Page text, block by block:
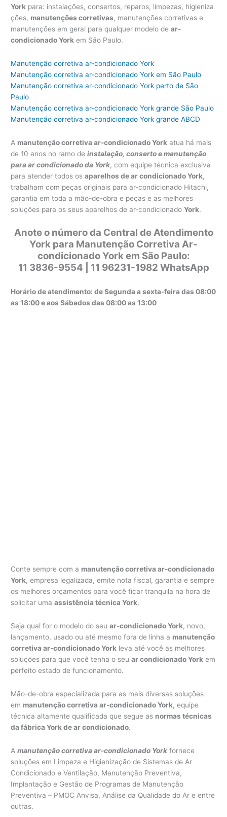
York para: instalações, consertos, reparos, limpezas, higieniza
ções, manutenções corretivas, manutenções corretivas e
manutenções em geral para qualquer modelo dear-
condicionado York em São Paulo.
Manutenção corretiva ar-condicionado York
Manutenção corretiva ar-condicionado York em São Paulo
Manutenção corretiva ar-condicionado York perto de São
Paulo
Manutenção corretiva ar-condicionado York grande São Paulo
Manutenção corretiva ar-condicionado York grande ABCD
A manutenção corretiva ar-condicionado York atua há mais
de 10 anos no ramo deinstalação, conserto e manutenção
para ar condicionado da York, com equipe técnica exclusiva
para atender todos osaparelhos de ar condicionado York,
trabalham com peças originais para ar-condicionado Hitachi,
garantia em toda a mão-de-obra e peças e as melhores
soluções para os seus aparelhos de ar-condicionadoYork.
Anote o número da Central de Atendimento
York para Manutenção Corretiva Ar-
condicionado York em São Paulo:
11 3836-9554 | 11 96231-1982 WhatsApp
Horário de atendimento: de Segunda a sexta-feira das 08:00
as 18:00 e aos Sábados das 08:00 as 13:00
Conte sempre com a manutenção corretiva ar-condicionado
York, empresa legalizada, emite nota fiscal, garantia e sempre
os melhores orçamentos para você ficar tranquila na hora de
solicitar umaassistência técnica York.
Seja qual for o modelo do seuar-condicionado York, novo,
lançamento, usado ou até mesmo fora de linha a manutenção
corretiva ar-condicionado York leva até você as melhores
soluções para que você tenha o seuar condicionado York em
perfeito estado de funcionamento.
Mão-de-obra especializada para as mais diversas soluções
em manutenção corretiva ar-condicionado York, equipe
técnica altamente qualificada que segue as normas técnicas
da fábrica York de ar condicionado.
Amanutenção corretiva ar-condicionado York fornece
soluções em Limpeza e Higienização de Sistemas de Ar
Condicionado e Ventilação, Manutenção Preventiva,
Implantação e Gestão de Programas de Manutenção
Preventiva – PMOC Anvisa, Análise da Qualidade do Ar e entre
outras.